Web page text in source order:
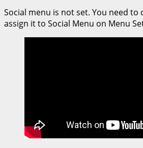
Social menu is not set. You need to
assign it to Social Menu on Menu